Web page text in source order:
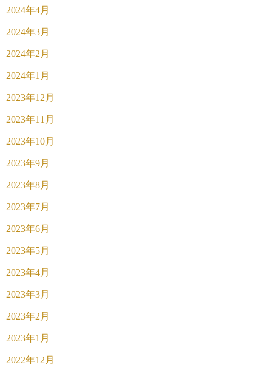
2024年4月
2024年3月
2024年2月
2024年1月
2023年12月
2023年11月
2023年10月
2023年9月
2023年8月
2023年7月
2023年6月
2023年5月
2023年4月
2023年3月
2023年2月
2023年1月
2022年12月